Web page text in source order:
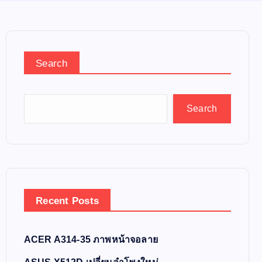
Search
Search
Recent Posts
ACER A314-35 ภาพหน้าจอลาย